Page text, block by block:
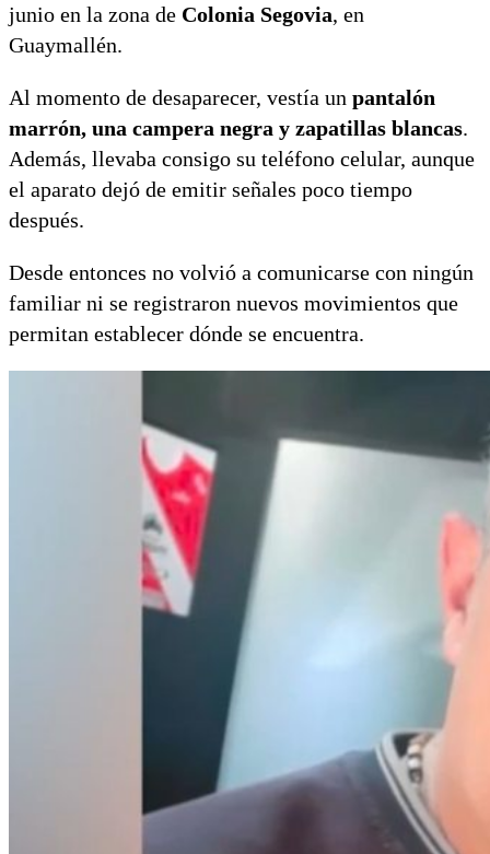
junio en la zona de Colonia Segovia, en
Guaymallén.
Al momento de desaparecer, vestía un pantalón
marrón, una campera negra y zapatillas blancas.
Además, llevaba consigo su teléfono celular, aunque
el aparato dejó de emitir señales poco tiempo
después.
Desde entonces no volvió a comunicarse con ningún
familiar ni se registraron nuevos movimientos que
permitan establecer dónde se encuentra.